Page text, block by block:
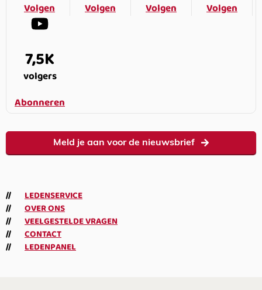
Volgen
Volgen
Volgen
Volgen
7,5K
volgers
Abonneren
Meld je aan voor de nieuwsbrief
LEDENSERVICE
OVER ONS
VEELGESTELDE VRAGEN
CONTACT
LEDENPANEL